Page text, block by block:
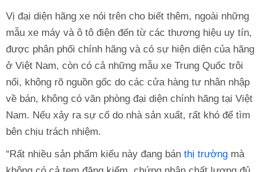
Vị đại diện hãng xe nói trên cho biết thêm, ngoài những
mẫu xe máy và ô tô điện đến từ các thương hiệu uy tín,
được phân phối chính hãng và có sự hiện diện của hãng
ở Việt Nam, còn có cả những mẫu xe Trung Quốc trôi
nổi, không rõ nguồn gốc do các cửa hàng tư nhân nhập
về bán, không có văn phòng đại diện chính hãng tại Việt
Nam. Nếu xảy ra sự cố do nhà sản xuất, rất khó để tìm
bên chịu trách nhiệm.
“Rất nhiều sản phẩm kiểu này đang bán thị trường mà